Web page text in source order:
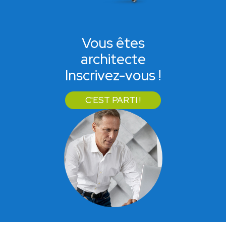
Vous êtes
architecte
Inscrivez-vous !
C'EST PARTI !